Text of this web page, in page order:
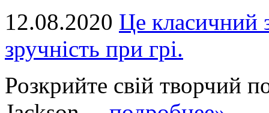
12.08.2020 Це класичний
зручність при грі.
Розкрийте свій творчий